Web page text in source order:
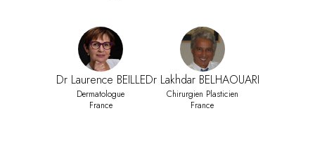
Dr Laurence BEILLE
Dermatologue
France
Dr Lakhdar BELHAOUARI
Chirurgien Plasticien
France